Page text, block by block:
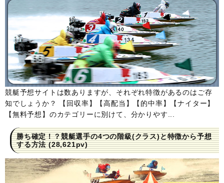
競艇予想サイトは数ありますが、それぞれ特徴があるのはご存
知でしょうか？ 【回収率】【高配当】【的中率】【ナイター】
【無料予想】のカテゴリーに別けて、分かりやす...
勝ち確定！？競艇選手の4つの階級(クラス)と特徴から予想
する方法(28,621pv)